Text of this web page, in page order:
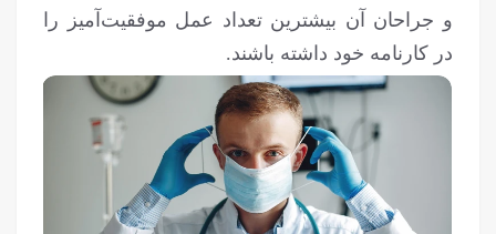
و جراحان آن بیشترین تعداد عمل موفقیت‌آمیز را
در کارنامه خود داشته باشند.